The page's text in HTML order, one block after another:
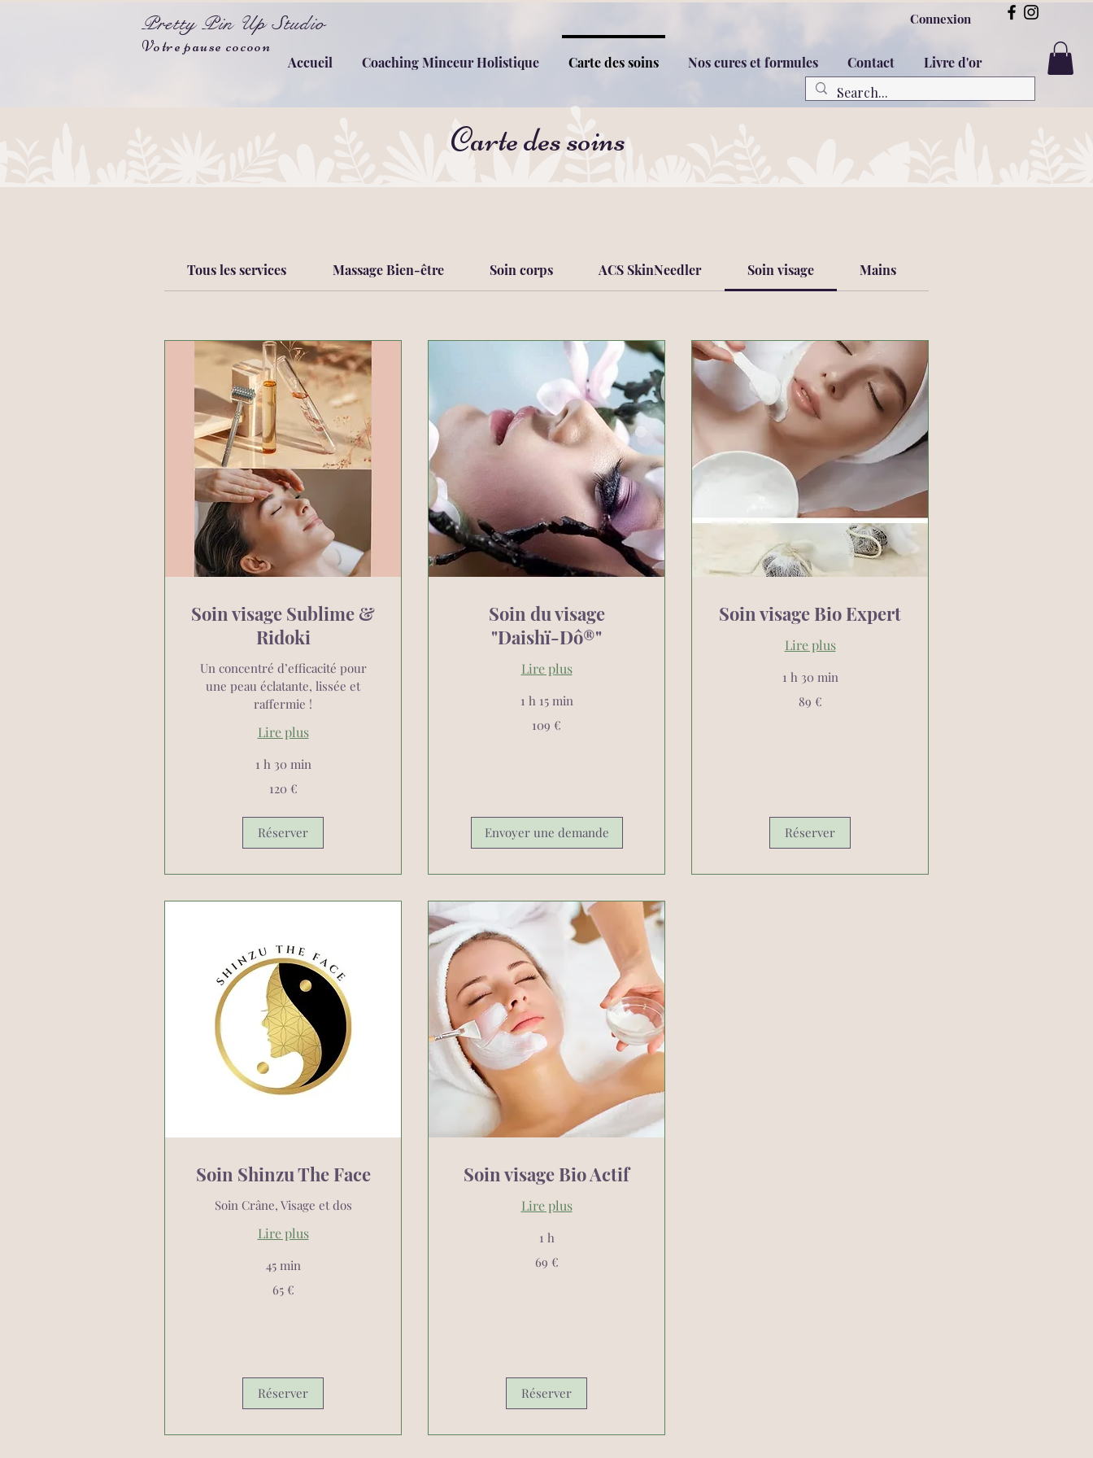
Pretty Pin Up Studio
Votre pause cocoon
Connexion
Accueil Coaching Minceur Holistique Carte des soins Nos cures et formules Contact Livre d'or
Carte des soins
Tous les services Massage Bien-être Soin corps ACS SkinNeedler Soin visage Mains
Soin visage Sublime &
Ridoki
Un concentré d’efficacité pour
une peau éclatante, lissée et
raffermie !
Lire plus
1 h 30 min
120 €
Réserver
Soin du visage
"Daishï-Dô®"
Lire plus
1 h 15 min
109 €
Envoyer une demande
Soin visage Bio Expert
Lire plus
1 h 30 min
89 €
Réserver
Soin Shinzu The Face
Soin Crâne, Visage et dos
Lire plus
45 min
65 €
Réserver
Soin visage Bio Actif
Lire plus
1 h
69 €
Réserver